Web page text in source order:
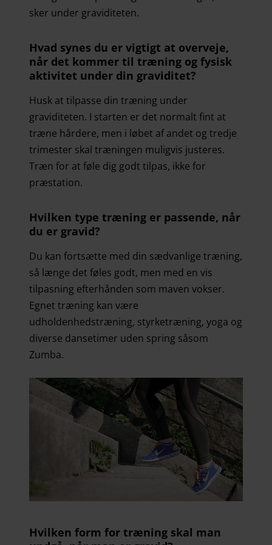
sker under graviditeten.
Hvad synes du er vigtigt at overveje,
når det kommer til træning og fysisk
aktivitet under din graviditet?
Husk at tilpasse din træning under
graviditeten. I starten er det normalt fint at
træne hårdere, men i løbet af andet og tredje
trimester skal træningen muligvis justeres.
Træn for at føle dig godt tilpas, ikke for
præstation.
Hvilken type træning er passende, når
du er gravid?
Du kan fortsætte med din sædvanlige træning,
så længe det føles godt, men med en vis
tilpasning efterhånden som maven vokser.
Egnet træning kan være
udholdenhedstræning, styrketræning, yoga og
diverse dansetimer uden spring såsom
Zumba.
Hvilken form for træning skal man